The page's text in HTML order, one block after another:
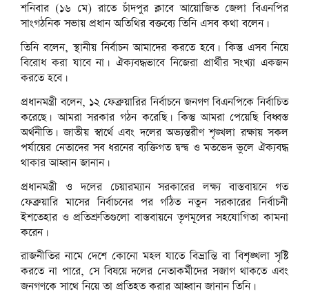
শনিবার (১৬ মে) রাতে চাঁদপুর ক্লাবে আয়োজিত জেলা বিএনপির
সাংগঠনিক সভায় প্রধান অতিথির বক্তব্যে তিনি এসব কথা বলেন।
তিনি বলেন, স্থানীয় নির্বাচন আমাদের করতে হবে। কিন্তু এসব নিয়ে
বিরোধ করা যাবে না। ঐক্যবদ্ধভাবে নিজেরা প্রার্থীর সংখ্যা একজন
করতে হবে।
প্রধানমন্ত্রী বলেন, ১২ ফেব্রুয়ারির নির্বাচনে জনগণ বিএনপিকে নির্বাচিত
করেছে। আমরা সরকার গঠন করেছি। কিন্তু আমরা পেয়েছি বিধ্বস্ত
অর্থনীতি। জাতীয় স্বার্থে এবং দলের অভ্যন্তরীণ শৃঙ্খলা রক্ষায় সকল
পর্যায়ের নেতাদের সব ধরনের ব্যক্তিগত দ্বন্দ্ব ও মতভেদ ভুলে ঐক্যবদ্ধ
থাকার আহ্বান জানান।
প্রধানমন্ত্রী ও দলের চেয়ারম্যান সরকারের লক্ষ্য বাস্তবায়নে গত
ফেব্রুয়ারি মাসের নির্বাচনের পর গঠিত নতুন সরকারের নির্বাচনী
ইশতেহার ও প্রতিশ্রুতিগুলো বাস্তবায়নে তৃণমূলের সহযোগিতা কামনা
করেন।
রাজনীতির নামে দেশে কোনো মহল যাতে বিভ্রান্তি বা বিশৃঙ্খলা সৃষ্টি
করতে না পারে, সে বিষয়ে দলের নেতাকর্মীদের সজাগ থাকতে এবং
জনগণকে সাথে নিয়ে তা প্রতিহত করার আহ্বান জানান তিনি।